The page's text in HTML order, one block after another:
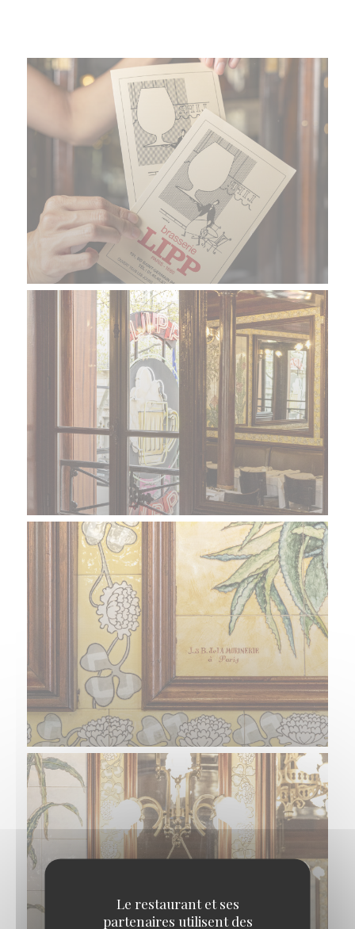
Le restaurant et ses
partenaires utilisent des